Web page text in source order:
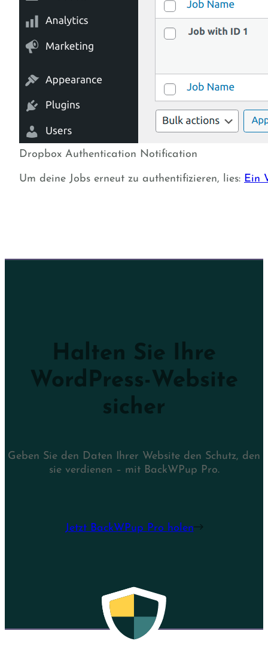
Dropbox Authentication Notification
Um deine Jobs erneut zu authentifizieren, lies: Ein
Halten Sie Ihre
WordPress-Website
sicher
Geben Sie den Daten Ihrer Website den Schutz, den
sie verdienen – mit BackWPup Pro.
Jetzt BackWPup Pro holen